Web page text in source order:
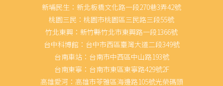
新埔民生：新北板橋文化路一段270巷3弄42號
桃園三民：桃園市桃園區三民路三段55號
竹北東興：新竹縣竹北市東興路一段1366號
台中科博館：台中市西區臺灣大道二段349號
台南車站：台南市中西區中山路193號
台南東寧：台南市東區東寧路429號2F
高雄愛河：高雄市苓雅區海邊路105號光榮碼頭